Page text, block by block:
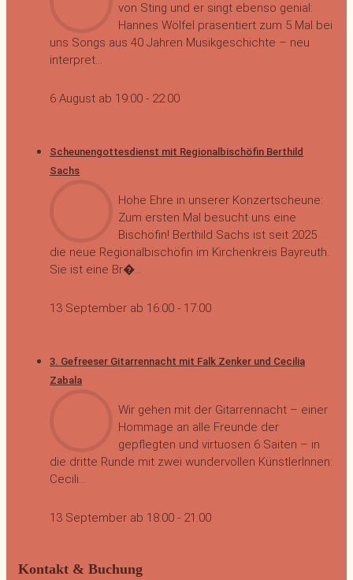
von Sting und er singt ebenso genial:
Hannes Wölfel präsentiert zum 5 Mal bei
uns Songs aus 40 Jahren Musikgeschichte – neu
interpret...
6 August ab 19:00 - 22:00
Scheunengottesdienst mit Regionalbischöfin Berthild
Sachs
Hohe Ehre in unserer Konzertscheune:
Zum ersten Mal besucht uns eine
Bischöfin! Berthild Sachs ist seit 2025
die neue Regionalbischöfin im Kirchenkreis Bayreuth.
Sie ist eine Br�...
13 September ab 16:00 - 17:00
3. Gefreeser Gitarrennacht mit Falk Zenker und Cecilia
Zabala
Wir gehen mit der Gitarrennacht – einer
Hommage an alle Freunde der
gepflegten und virtuosen 6 Saiten – in
die dritte Runde mit zwei wundervollen KünstlerInnen:
Cecili...
13 September ab 18:00 - 21:00
Kontakt & Buchung